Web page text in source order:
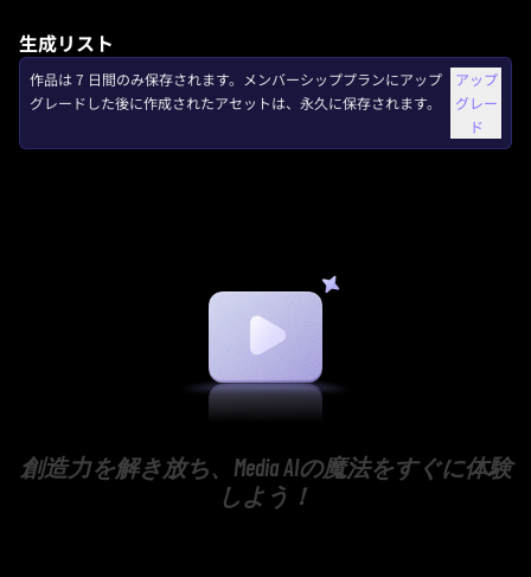
生成リスト
作品は 7 日間のみ保存されます。メンバーシッププランにアップ
グレードした後に作成されたアセットは、永久に保存されます。
アップ
グレー
ド
創造力を解き放ち、Media AIの魔法をすぐに体験
しよう！